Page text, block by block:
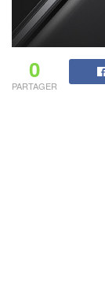
0
PARTAGER